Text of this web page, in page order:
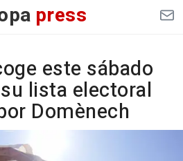
press
este sábado
lista electoral
Domènech